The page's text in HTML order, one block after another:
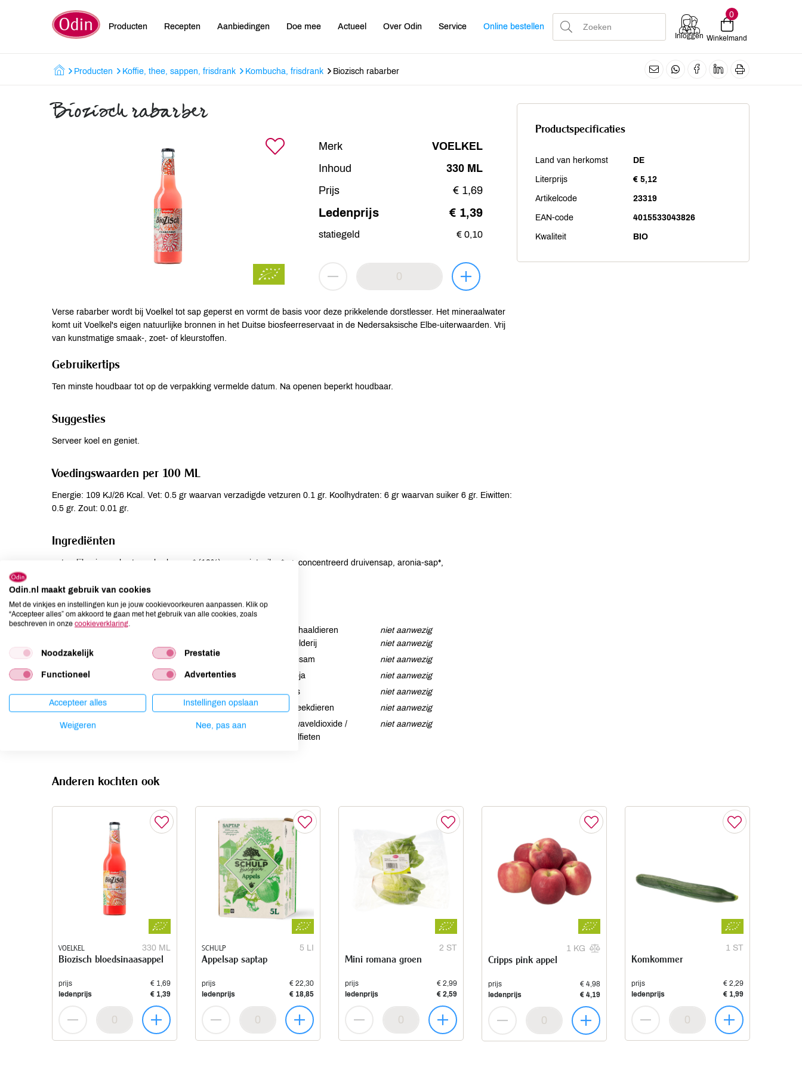
Producten Recepten Aanbiedingen Doe mee Actueel Over Odin Service Online bestellen
Inloggen
0
Winkelmand
Producten Koffie, thee, sappen, frisdrank Kombucha, frisdrank Biozisch rabarber
Biozisch rabarber
Merk
VOELKEL
Inhoud
330 ML
Prijs
€ 1,69
Ledenprijs € 1,39
statiegeld € 0,10
Verse rabarber wordt bij Voelkel tot sap geperst en vormt de basis voor deze prikkelende dorstlesser. Het mineraalwater
komt uit Voelkel's eigen natuurlijke bronnen in het Duitse biosfeerreservaat in de Nedersaksische Elbe-uiterwaarden. Vrij
van kunstmatige smaak-, zoet- of kleurstoffen.
Gebruikertips
Ten minste houdbaar tot op de verpakking vermelde datum. Na openen beperkt houdbaar.
Suggesties
Serveer koel en geniet.
Voedingswaarden per 100 ML
Energie: 109 KJ/26 Kcal. Vet: 0.5 gr waarvan verzadigde vetzuren 0.1 gr. Koolhydraten: 6 gr waarvan suiker 6 gr. Eiwitten:
0.5 gr. Zout: 0.01 gr.
Ingrediënten
natuurlijk mineraalwater, rabarbersap* (19%), ruwe rietsuiker*, geconcentreerd druivensap, aronia-sap*,
Allergenen
Aardnoten
niet aanwezig
Lactose
niet aanwezig
Lupine
niet aanwezig
Mosterd
niet aanwezig
Noten
Schaaldieren
niet aanwezig
Selderij
niet aanwezig
Sesam
niet aanwezig
Soja
niet aanwezig
Vis
niet aanwezig
Weekdieren
niet aanwezig
Zwaveldioxide /
sulfieten
niet aanwezig
Productspecificaties
Land van herkomst DE
Literprijs € 5,12
Artikelcode 23319
EAN-code 4015533043826
Kwaliteit BIO
Anderen kochten ook
VOELKEL 330 ML
Biozisch bloedsinaasappel
prijs
€ 1,69
ledenprijs
€ 1,39
SCHULP 5 LI
Appelsap saptap
prijs
€ 22,30
ledenprijs
€ 18,85
2 ST
Mini romana groen
prijs
€ 2,99
ledenprijs
€ 2,59
1 KG
Cripps pink appel
prijs
€ 4,98
ledenprijs
€ 4,19
1 ST
Komkommer
prijs
€ 2,29
ledenprijs
€ 1,99
Odin.nl maakt gebruik van cookies
Met de vinkjes en instellingen kun je jouw cookievoorkeuren aanpassen. Klik op
“Accepteer alles” om akkoord te gaan met het gebruik van alle cookies, zoals
beschreven in onze cookieverklaring.
Noodzakelijk Prestatie
Functioneel Advertenties
Accepteer alles Instellingen opslaan
Weigeren Nee, pas aan